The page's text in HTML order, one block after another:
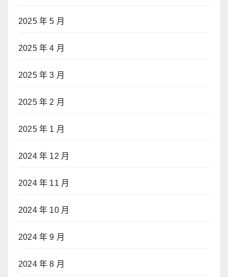
2025 年 5 月
2025 年 4 月
2025 年 3 月
2025 年 2 月
2025 年 1 月
2024 年 12 月
2024 年 11 月
2024 年 10 月
2024 年 9 月
2024 年 8 月